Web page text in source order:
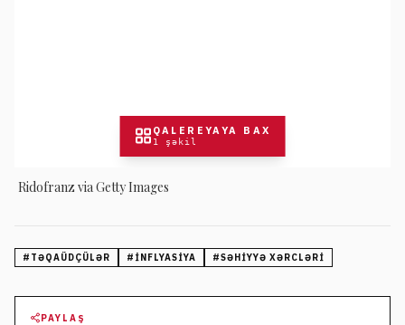
QALEREYAYA BAX
1 şəkil
Ridofranz via Getty Images
# TƏQAÜDÇÜLƏR # INFLYASIYA #SƏHIYYƏ XƏRCLƏRI
PAYLAŞ